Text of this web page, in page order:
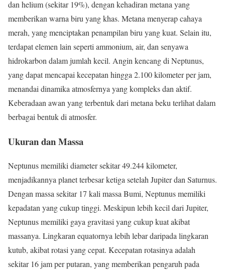
dan helium (sekitar 19%), dengan kehadiran metana yang
memberikan warna biru yang khas. Metana menyerap cahaya
merah, yang menciptakan penampilan biru yang kuat. Selain itu,
terdapat elemen lain seperti ammonium, air, dan senyawa
hidrokarbon dalam jumlah kecil. Angin kencang di Neptunus,
yang dapat mencapai kecepatan hingga 2.100 kilometer per jam,
menandai dinamika atmosfernya yang kompleks dan aktif.
Keberadaan awan yang terbentuk dari metana beku terlihat dalam
berbagai bentuk di atmosfer.
Ukuran dan Massa
Neptunus memiliki diameter sekitar 49.244 kilometer,
menjadikannya planet terbesar ketiga setelah Jupiter dan Saturnus.
Dengan massa sekitar 17 kali massa Bumi, Neptunus memiliki
kepadatan yang cukup tinggi. Meskipun lebih kecil dari Jupiter,
Neptunus memiliki gaya gravitasi yang cukup kuat akibat
massanya. Lingkaran equatornya lebih lebar daripada lingkaran
kutub, akibat rotasi yang cepat. Kecepatan rotasinya adalah
sekitar 16 jam per putaran, yang memberikan pengaruh pada